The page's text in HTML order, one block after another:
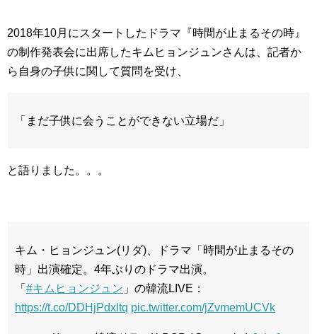
2018年10月にスタートしたドラマ『時間が止まるその時』
の制作発表会に出席したキムヒョンジュンさんは、記者か
ら自身の子供に関して質問を受け、
「まだ子供に会うことができない立場だ」
と語りました。。。
キム・ヒョンジュン(リダ)、ドラマ「時間が止まるその
時」出演確定。4年ぶりのドラマ出演。
「 #キムヒョンジュン 」の韓流LIVE：
https://t.co/DDHjPdxltq pic.twitter.com/jZvmemUCVk